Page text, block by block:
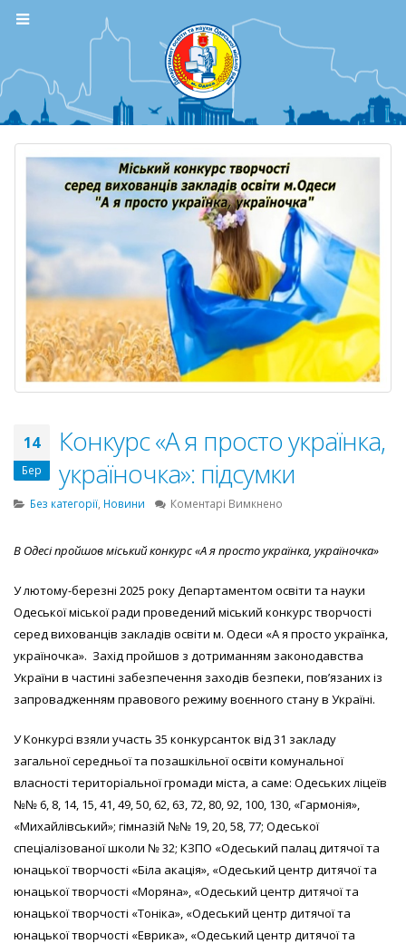
14
Бер
Конкурс «А я просто українка,
україночка»: підсумки
Без категорії, Новини Коментарі Вимкнено
я
українка,
україночка»:
підсумки
В Одесі пройшов міський конкурс «А я просто українка, україночка»
У лютому-березні 2025 року Департаментом освіти та науки
Одеської міської ради проведений міський конкурс творчості
серед вихованців закладів освіти м. Одеси «А я просто українка,
україночка». Захід пройшов з дотриманням законодавства
України в частині забезпечення заходів безпеки, пов’язаних із
запровадженням правового режиму воєнного стану в Україні.
У Конкурсі взяли участь 35 конкурсанток від 31 закладу
загальної середньої та позашкільної освіти комунальної
власності територіальної громади міста, а саме: Одеських ліцеїв
№№ 6, 8, 14, 15, 41, 49, 50, 62, 63, 72, 80, 92, 100, 130, «Гармонія»,
«Михайлівський»; гімназій №№ 19, 20, 58, 77; Одеської
спеціалізованої школи № 32; КЗПО «Одеський палац дитячої та
юнацької творчості «Біла акація», «Одеський центр дитячої та
юнацької творчості «Моряна», «Одеський центр дитячої та
юнацької творчості «Тоніка», «Одеський центр дитячої та
юнацької творчості «Еврика», «Одеський центр дитячої та